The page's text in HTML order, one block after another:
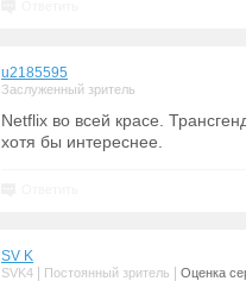
u2185595
Заслуженный зритель
Netflix во всей красе.
хотя бы интереснее.
SV K
SVK4 Постоянный зритель Оценка